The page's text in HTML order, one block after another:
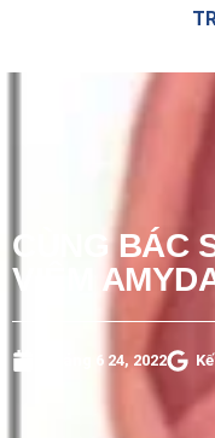
CÙNG BÁC
VIÊM
Tháng 6 24, 2022